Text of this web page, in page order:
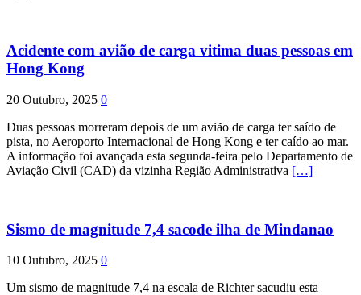
Acidente com avião de carga vitima duas pessoas em
Hong Kong
20 Outubro, 2025 0
Duas pessoas morreram depois de um avião de carga ter saído de
pista, no Aeroporto Internacional de Hong Kong e ter caído ao mar.
A informação foi avançada esta segunda-feira pelo Departamento de
Aviação Civil (CAD) da vizinha Região Administrativa […]
Sismo de magnitude 7,4 sacode ilha de Mindanao
10 Outubro, 2025 0
Um sismo de magnitude 7,4 na escala de Richter sacudiu esta